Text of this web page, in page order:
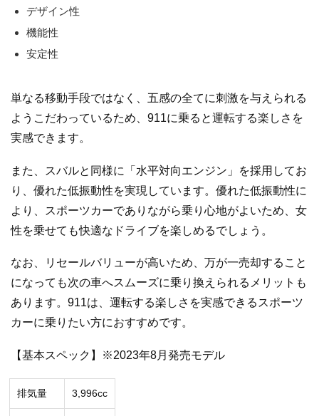
デザイン性
機能性
安定性
単なる移動手段ではなく、五感の全てに刺激を与えられる
ようこだわっているため、911に乗ると運転する楽しさを
実感できます。
また、スバルと同様に「水平対向エンジン」を採用してお
り、優れた低振動性を実現しています。優れた低振動性に
より、スポーツカーでありながら乗り心地がよいため、女
性を乗せても快適なドライブを楽しめるでしょう。
なお、リセールバリューが高いため、万が一売却すること
になっても次の車へスムーズに乗り換えられるメリットも
あります。911は、運転する楽しさを実感できるスポーツ
カーに乗りたい方におすすめです。
【基本スペック】※2023年8月発売モデル
排気量 3,996cc